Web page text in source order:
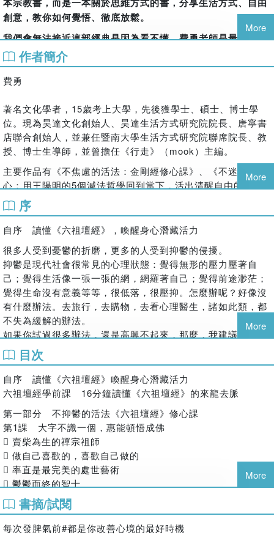
創意，教你如何覺悟、徹底放鬆。
我們會無法接近這部經典是因為看不懂，費勇老師是最會解讀
經典的文化學者。
他徹底消化原經典的核心內涵，轉化成平實近人的現代語言，
帶我們品讀出於生活有用的意義。
▍為什麼憂鬱的人要讀《六祖壇經》
現代社會「憂鬱心理狀態」很常見，生活像一張一張的網裹得
自己快要喘不過氣。如果你去旅行、購物、運動……都還是高
興不起來，那麼你可以試試看《六祖壇經》
它的思維模式是：世間的一切都無足輕重，每個瞬間都不應該
是等待、苦熬，而是一種完成。所以做什麼、發生什麼都不重
要，不需要去求這、求那、分別這、分別那，這種覺悟就是當
下喜樂的心。
▍身受文化人喜愛的「輕禪練習」
有覺悟，無須出家，任何地點都可以使用。天下本無事，庸人
自擾之，一切都在自己。好的事、壞的事都會過去，當時間拉
遠來看，過去的當下的痛苦掙扎跟歡笑，其實都只是一個很小
的點。
覺悟不是一種循序漸進，而是一種豁然開朗，餓了就專心吃
飯，睏了就安心睡覺，全然放下全然在當下，就是修心。
“菩提本無樹，明鏡亦非台。本來無一物，何處惹塵埃。”
這是六祖惠能知名的偈，展現了讓心平靜的關鍵。想要修心不
需要特定場所、特定形式，沒有什麼事需要執著；沒有什麼事
不能放下，活在日常的當下，就很好。
More
作者簡介
費勇
著名文化學者，15歲考上大學，先後獲學士、碩士、博士學
位。現為昊達文化創始人、昊達生活方式研究院院長、唐寧書
店聯合創始人，並兼任暨南大學生活方式研究院聯席院長、教
授、博士生導師，並曾擔任《行走》（mook）主編。
主要作品有《不焦慮的活法：金剛經修心課》、《不迷惘的
心：用王陽明的5個減法哲學回到當下，活出清醒自由的人
生》、《世界很吵，心很安靜：品讀20杯陶淵明的酒，人生不
管順境逆境都能豁達自由》、《關於人生，我們需要思考的
是……：自我提問的刻意練習，活出人生最好的狀態》、《關
活？》等。
More
序
自序 讀懂《六祖壇經》，喚醒身心潛藏活力
很多人受到憂鬱的折磨，更多的人受到抑鬱的侵擾。
抑鬱是現代社會很常見的心理狀態：覺得無形的壓力壓著自
己；覺得生活像一張一張的網，網羅著自己；覺得前途渺茫；
覺得生命沒有意義等等，很低落，很壓抑。怎麼辦呢？好像沒
有什麼辦法。去旅行，去購物，去看心理醫生，諸如此類，都
不失為緩解的辦法。
如果你試過很多辦法，還是高興不起來，那麼，我建議你不妨
讀讀《六祖壇經》。為什麼抑鬱的人應該讀讀《六祖壇經》？
為什麼我們每一個人都應該讀讀《六祖壇經》？
簡單地說，《六祖壇經》並非一本宗教的書，而是一本關於思
維方式的書，一本關於生活方式的書，一本關於創意的書，一
的，不是怎麼樣去做一個佛教徒，不是怎麼樣去念佛，怎麼樣
去讀經，而是告訴你如何覺悟，做一個徹底放鬆的人，做一個
心靈自由的人。
《六祖壇經》講的頓悟，真正的含義是，你在任何一個刹那，
都應該回到那個最終的點上。什麼是最終的點呢？如果你是一
個佛教徒，那麼，你應該在任何一個刹那，都不要忘了你修行
的根本目的是什麼，不要忘了佛的最終覺悟是什麼。也就是
說，當下就領悟到真相，即刻就停下來。讓什麼停下來呢？讓
你的習氣，你的貪欲，停下來；讓你自己的心性，即刻顯現，
More
目次
自序 讀懂《六祖壇經》喚醒身心潛藏活力
六祖壇經學前課 16分鐘讀懂《六祖壇經》的來龍去脈
第一部分 不抑鬱的活法《六祖壇經》修心課
第1課 大字不識一個，惠能頓悟成佛
 賣柴為生的禪宗祖師
 做自己喜歡的，喜歡自己做的
 率直是最完美的處世藝術
 鬱鬱而終的智士
 惠能：菩提本無樹，明鏡亦非台
 鬱悶時說出來，負累感就會消散
 惠能參透的人生本質
More
書摘/試閱
每次發脾氣前#都是你改善心境的最好時機